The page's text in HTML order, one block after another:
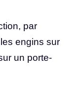
par
engins sur
un porte-